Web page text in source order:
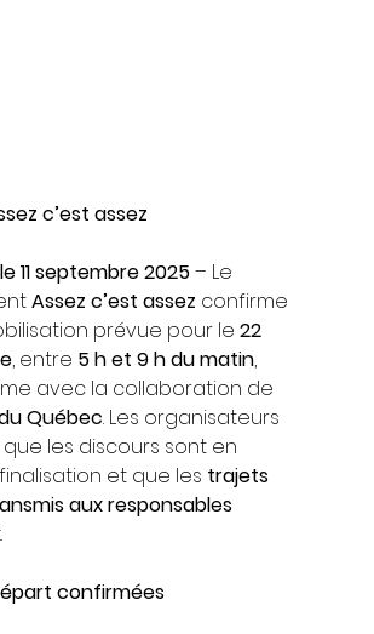
c’est assez
11 septembre 2025 – Le
Assez c’est assez confirme
prévue pour le 22
, entre 5 h et 9 h du matin,
avec la collaboration de
Québec. Les organisateurs
les discours sont en
et que les trajets
aux responsables
.
confirmées